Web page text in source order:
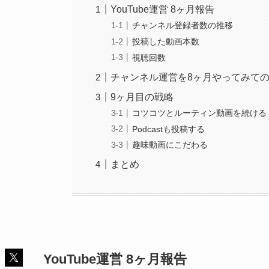
YouTube運営 8ヶ月報告
チャンネル登録者数の推移
投稿した動画本数
視聴回数
チャンネル運営を8ヶ月やってみて
9ヶ月目の戦略
コツコツとルーティン動画を続ける
Podcastも投稿する
趣味動画にこだわる
まとめ
YouTube運営 8ヶ月報告